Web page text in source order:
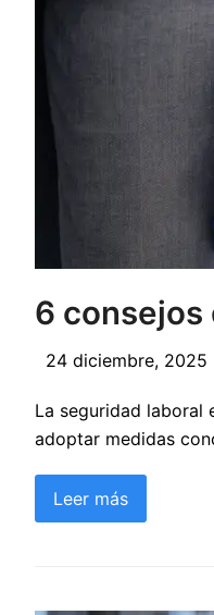
6 consejos
24 diciembre, 2025
La seguridad laboral
adoptar medidas
Leer más